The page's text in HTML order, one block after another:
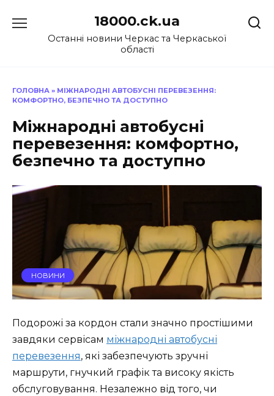
до
18000.ck.ua
Останні новини Черкас та Черкаської
області
ГОЛОВНА » МІЖНАРОДНІ АВТОБУСНІ ПЕРЕВЕЗЕННЯ:
КОМФОРТНО, БЕЗПЕЧНО ТА ДОСТУПНО
Міжнародні автобусні
перевезення: комфортно,
безпечно та доступно
НОВИНИ
Подорожі за кордон стали значно простішими
завдяки сервісам міжнародні автобусні
перевезення, які забезпечують зручні
маршрути, гнучкий графік та високу якість
обслуговування. Незалежно від того, чи